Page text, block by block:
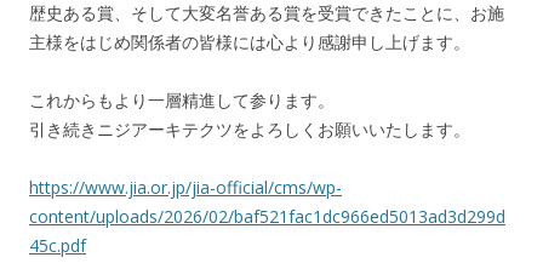
歴史ある賞、そして大変名誉ある賞を受賞できたことに、お施
主様をはじめ関係者の皆様には心より感謝申し上げます。
これからもより一層精進して参ります。
引き続きニジアーキテクツをよろしくお願いいたします。
https://www.jia.or.jp/jia-official/cms/wp-
content/uploads/2026/02/baf521fac1dc966ed5013ad3d299d
45c.pdf